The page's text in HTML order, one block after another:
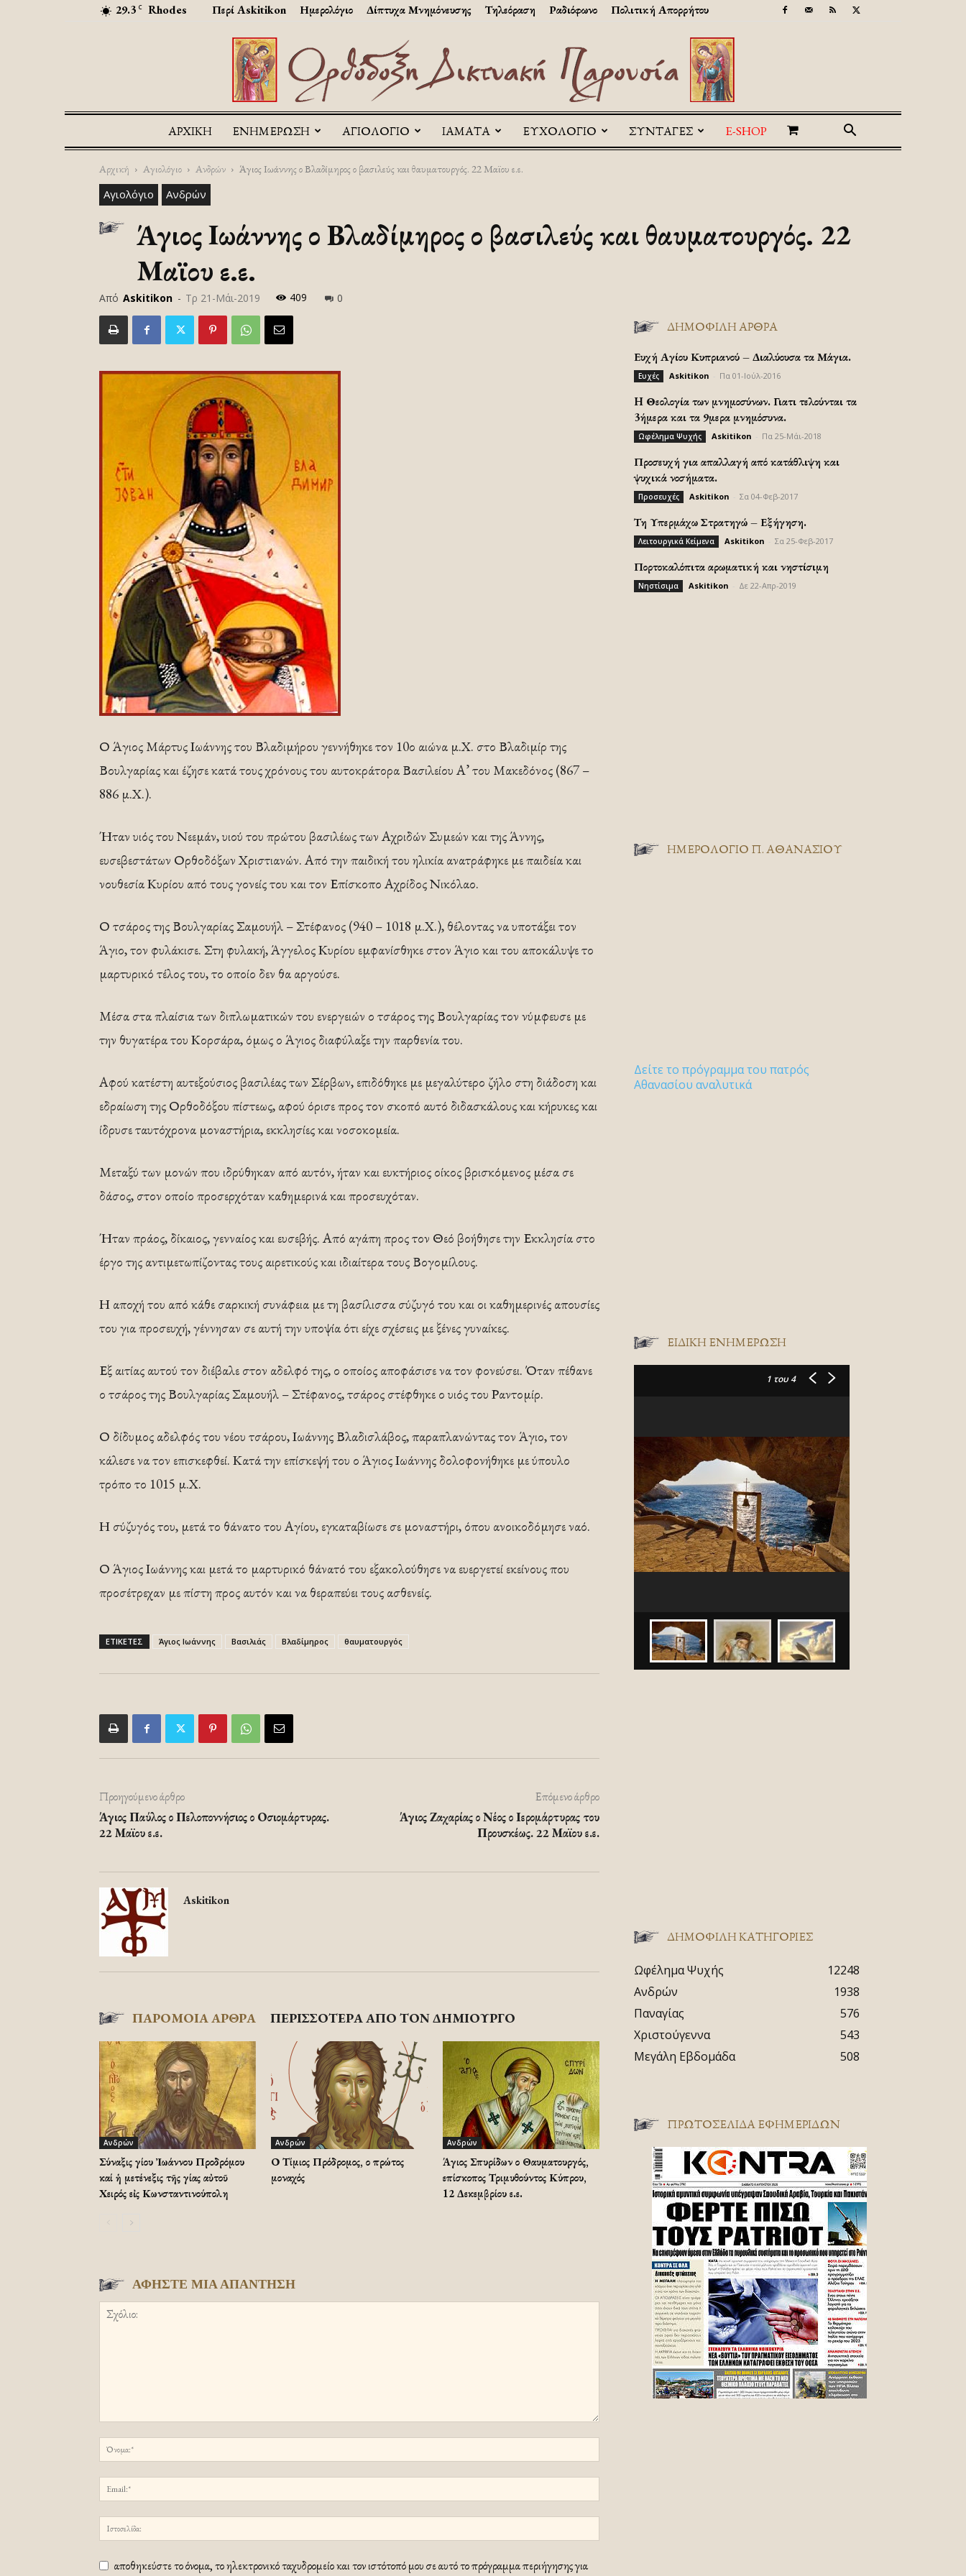
29.3 C Rhodes Περί Askitikon Ημερολόγιο Δίπτυχα Μνημόνευσης Τηλεόραση Ραδιόφωνο Πολιτική Απορρήτου
Askitikon
ΑΡΧΙΚΉ ΕΝΗΜΕΡΩΣΗ ΑΓΙΟΛΟΓΙΟ ΙΑΜΑΤΑ ΕΥΧΟΛΟΓΙΟ ΣΥΝΤΑΓΕΣ E-SHOP
Αρχική Αγιολόγιο Ανδρών Άγιος Ιωάννης ο Βλαδίμηρος ο βασιλεύς και θαυματουργός. 22 Μαϊου ε.ε.
Αγιολόγιο Ανδρών
Άγιος Ιωάννης ο Βλαδίμηρος ο βασιλεύς και θαυματουργός. 22
Μαϊου ε.ε.
Από Askitikon - Τρ 21-Μάι-2019 409 0
Ο Άγιος Μάρτυς Ιωάννης του Βλαδιμήρου γεννήθηκε τον 10ο αιώνα μ.Χ. στο Βλαδιμίρ της
Βουλγαρίας και έζησε κατά τους χρόνους του αυτοκράτορα Βασιλείου Α’ του Μακεδόνος (867 –
886 μ.Χ.).
Ήταν υιός του Νεεμάν, υιού του πρώτου βασιλέως των Αχριδών Συμεών και της Άννης,
ευσεβεστάτων Ορθοδόξων Χριστιανών. Από την παιδική του ηλικία ανατράφηκε με παιδεία και
νουθεσία Κυρίου από τους γονείς του και τον Επίσκοπο Αχρίδος Νικόλαο.
Ο τσάρος της Βουλγαρίας Σαμουήλ – Στέφανος (940 – 1018 μ.Χ.), θέλοντας να υποτάξει τον
Άγιο, τον φυλάκισε. Στη φυλακή, Άγγελος Κυρίου εμφανίσθηκε στον Άγιο και του αποκάλυψε το
μαρτυρικό τέλος του, το οποίο δεν θα αργούσε.
Μέσα στα πλαίσια των διπλωματικών του ενεργειών ο τσάρος της Βουλγαρίας τον νύμφευσε με
την θυγατέρα του Κορσάρα, όμως ο Άγιος διαφύλαξε την παρθενία του.
Αφού κατέστη αυτεξούσιος βασιλέας των Σέρβων, επιδόθηκε με μεγαλύτερο ζήλο στη διάδοση και
εδραίωση της Ορθοδόξου πίστεως, αφού όρισε προς τον σκοπό αυτό διδασκάλους και κήρυκες και
ίδρυσε ταυτόχρονα μοναστήρια, εκκλησίες και νοσοκομεία.
Μεταξύ των μονών που ιδρύθηκαν από αυτόν, ήταν και ευκτήριος οίκος βρισκόμενος μέσα σε
δάσος, στον οποίο προσερχόταν καθημερινά και προσευχόταν.
Ήταν πράος, δίκαιος, γενναίος και ευσεβής. Από αγάπη προς τον Θεό βοήθησε την Εκκλησία στο
έργο της αντιμετωπίζοντας τους αιρετικούς και ιδιαίτερα τους Βογομίλους.
Η αποχή του από κάθε σαρκική συνάφεια με τη βασίλισσα σύζυγό του και οι καθημερινές απουσίες
του για προσευχή, γέννησαν σε αυτή την υποψία ότι είχε σχέσεις με ξένες γυναίκες.
Εξ αιτίας αυτού τον διέβαλε στον αδελφό της, ο οποίος αποφάσισε να τον φονεύσει. Όταν πέθανε
ο τσάρος της Βουλγαρίας Σαμουήλ – Στέφανος, τσάρος στέφθηκε ο υιός του Ραντομίρ.
Ο δίδυμος αδελφός του νέου τσάρου, Ιωάννης Βλαδισλάβος, παραπλανώντας τον Άγιο, τον
κάλεσε να τον επισκεφθεί. Κατά την επίσκεψή του ο Άγιος Ιωάννης δολοφονήθηκε με ύπουλο
τρόπο το 1015 μ.Χ.
Η σύζυγός του, μετά το θάνατο του Αγίου, εγκαταβίωσε σε μοναστήρι, όπου ανοικοδόμησε ναό.
Ο Άγιος Ιωάννης και μετά το μαρτυρικό θάνατό του εξακολούθησε να ευεργετεί εκείνους που
προσέτρεχαν με πίστη προς αυτόν και να θεραπεύει τους ασθενείς.
ΕΤΙΚΕΤΕΣ Άγιος Ιωάννης Βασιλιάς Βλαδίμηρος θαυματουργός
Προηγούμενο άρθρο
Άγιος Παύλος ο Πελοποννήσιος ο Οσιομάρτυρας.
22 Μαϊου ε.ε.
Επόμενο άρθρο
Άγιος Ζαχαρίας ο Νέος ο Ιερομάρτυρας του
Προυσκέως. 22 Μαϊου ε.ε.
Askitikon
ΠΑΡΟΜΟΙΑ ΑΡΘΡΑ ΠΕΡΙΣΣΟΤΕΡΑ ΑΠΟ ΤΟΝ ΔΗΜΙΟΥΡΓΟ
Ανδρών
Σύναξις Ἁγίου Ἰωάννου Προδρόμου
καί ἡ μετένεξις τῆς Ἁγίας αὐτοῦ
Χειρός εἰς Κωνσταντινούπολη
Ανδρών
Ο Τίμιος Πρόδρομος, ο πρώτος
μοναχός
Ανδρών
Άγιος Σπυρίδων ο Θαυματουργός,
επίσκοπος Τριμυθούντος Κύπρου,
12 Δεκεμβρίου ε.ε.
ΑΦΗΣΤΕ ΜΙΑ ΑΠΑΝΤΗΣΗ
αποθηκεύστε το όνομα, το ηλεκτρονικό ταχυδρομείο και τον ιστότοπό μου σε αυτό το πρόγραμμα περιήγησης για
ΔΗΜΟΦΙΛΗ ΑΡΘΡΑ
Ευχή Αγίου Κυπριανού – Διαλύουσα τα Μάγια.
Ευχές Askitikon Πα 01-Ιούλ-2016
H Θεολογία των μνημοσύνων. Γιατι τελούνται τα
3ήμερα και τα 9μερα μνημόσυνα.
Ωφέλημα Ψυχής Askitikon Πα 25-Μάι-2018
Προσευχή για απαλλαγή από κατάθλιψη και
ψυχικά νοσήματα.
Προσευχές Askitikon Σα 04-Φεβ-2017
Τη Υπερμάχω Στρατηγώ – Εξήγηση.
Λειτουργικά Κείμενα Askitikon Σα 25-Φεβ-2017
Πορτοκαλόπιτα αρωματική και νηστίσιμη
Νηστίσιμα Askitikon Δε 22-Απρ-2019
ΗΜΕΡΟΛΟΓΙΟ Π. ΑΘΑΝΑΣΙΟΥ
Δείτε το πρόγραμμα του πατρός
Αθανασίου αναλυτικά
ΕΙΔΙΚΉ ΕΝΗΜΈΡΩΣΗ
1 του 4
ΔΗΜΟΦΙΛΗ ΚΑΤΗΓΟΡΙΕΣ
Ωφέλημα Ψυχής
12248
Ανδρών
1938
Παναγίας
576
Χριστούγεννα
543
Μεγάλη Εβδομάδα
508
ΠΡΩΤΟΣΈΛΙΔΑ ΕΦΗΜΕΡΊΔΩΝ